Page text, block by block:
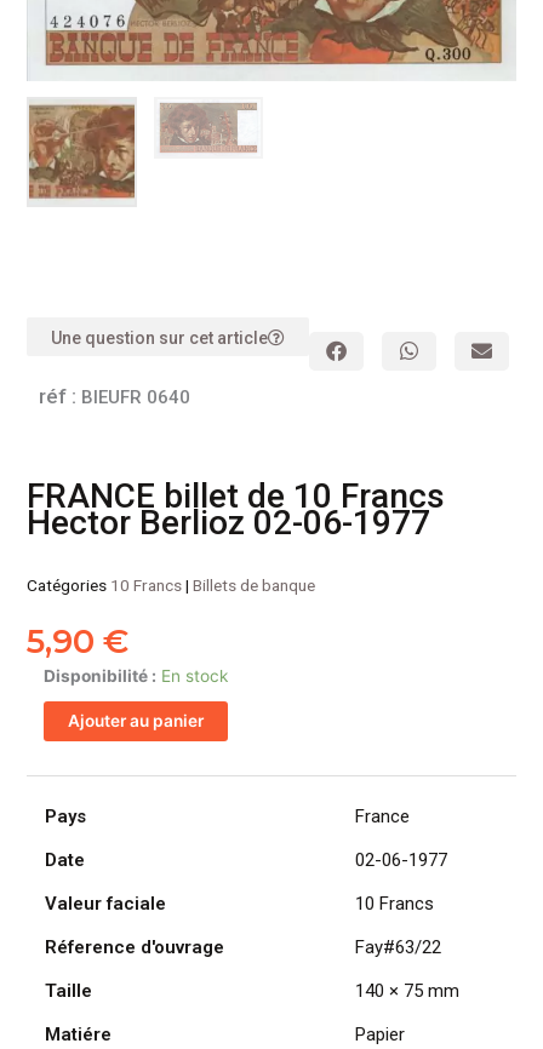
Une question sur cet article
réf : BIEUFR 0640
FRANCE billet de 10 Francs
Hector Berlioz 02-06-1977
Catégories 10 Francs|Billets de banque
5,90€
Disponibilité : En stock
quantité
de
FRANCE
de
Hector
02-
06-
Ajouter au panier
Pays
France
Date
02-06-1977
Valeur faciale
10 Francs
Réference d'ouvrage
Fay#63/22
Taille
140 × 75 mm
Matiére
Papier